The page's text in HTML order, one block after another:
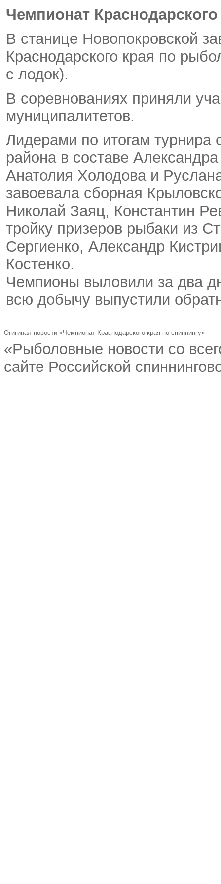
Чемпионат
В станице Новопокровской
Краснодарского края по
с лодок).
В соревнованиях приняли
муниципалитетов.
Лидерами по итогам турнира
района в составе
Анатолия Холодова и
завоевала сборная
Николай Заяц, Константин
тройку призеров рыбаки из
Сергиенко, Александр
Костенко.
Чемпионы выловили за два
всю добычу выпустили
Огигинал новости «Чемпионат Краснодарского края по спиннингу»
«Рыболовные новости со
сайте Российской